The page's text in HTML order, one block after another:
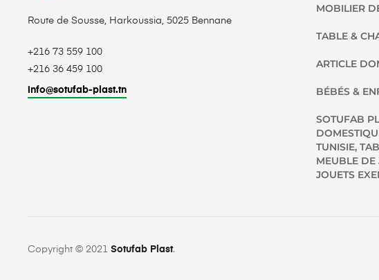
Route de Sousse, Harkoussia, 5025 Bennane
+216 73 559 100
+216 36 459 100
info@sotufab-plast.tn
MOBILIER
TABLE &
ARTICLE
BÉBÉS &
SOTUFAB
TUNISIE,
MEUBLE DE
JOUETS
Copyright © 2021 Sotufab Plast.